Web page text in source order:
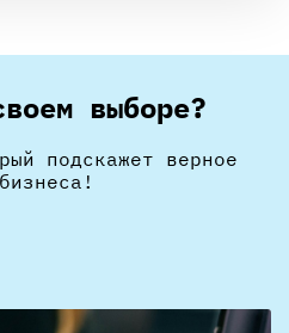
выборе?
подскажет верное